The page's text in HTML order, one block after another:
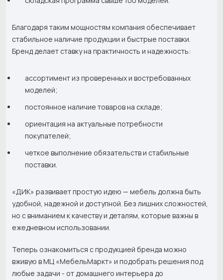
Благодаря таким мощностям компания обеспечивает
стабильное наличие продукции и быстрые поставки.
Бренд делает ставку на практичность и надежность:
ассортимент из проверенных и востребованных
моделей;
постоянное наличие товаров на складе;
ориентация на актуальные потребности
покупателей;
четкое выполнение обязательств и стабильные
поставки.
«ДИК» развивает простую идею — мебель должна быть
удобной, надежной и доступной. Без лишних сложностей,
но с вниманием к качеству и деталям, которые важны в
ежедневном использовании.
Теперь ознакомиться с продукцией бренда можно
вживую в МЦ «МебельМаркт» и подобрать решения под
любые задачи - от домашнего интерьера до